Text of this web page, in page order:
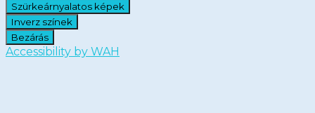
Szürkeárnyalatos képek
Inverz színek
Bezárás
Accessibility by WAH